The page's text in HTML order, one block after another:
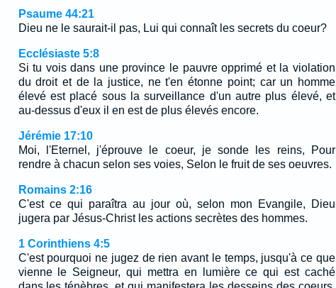
Psaume 44:21
Dieu ne le saurait-il pas, Lui qui connaît les secrets du coeur?
Ecclésiaste 5:8
Si tu vois dans une province le pauvre opprimé et la violation
du droit et de la justice, ne t'en étonne point; car un homme
élevé est placé sous la surveillance d'un autre plus élevé, et
au-dessus d'eux il en est de plus élevés encore.
Jérémie 17:10
Moi, l'Eternel, j'éprouve le coeur, je sonde les reins, Pour
rendre à chacun selon ses voies, Selon le fruit de ses oeuvres.
Romains 2:16
C'est ce qui paraîtra au jour où, selon mon Evangile, Dieu
jugera par Jésus-Christ les actions secrètes des hommes.
1 Corinthiens 4:5
C'est pourquoi ne jugez de rien avant le temps, jusqu'à ce que
vienne le Seigneur, qui mettra en lumière ce qui est caché